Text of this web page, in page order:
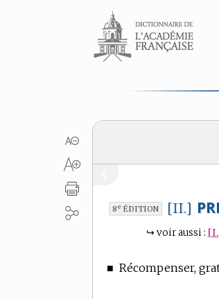
Aller au contenu
8e ÉDITION [II.]
↪ voir aussi :
■ Récompenser,